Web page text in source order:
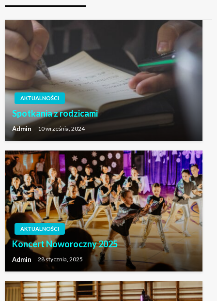
AKTUALNOŚCI
Spotkania z rodzicami
Admin 10 września, 2024
AKTUALNOŚCI
Koncert Noworoczny 2025
Admin 28 stycznia, 2025